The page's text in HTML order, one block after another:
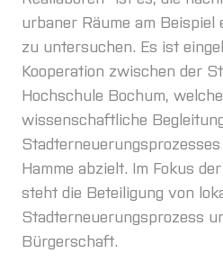
urbaner Räume am
zu untersuchen. Es ist
Kooperation zwischen der
Hochschule Bochum,
wissenschaftliche
Hamme abzielt. Im Fokus
steht die Beteiligung von
Stadterneuerungsprozess
Bürgerschaft.